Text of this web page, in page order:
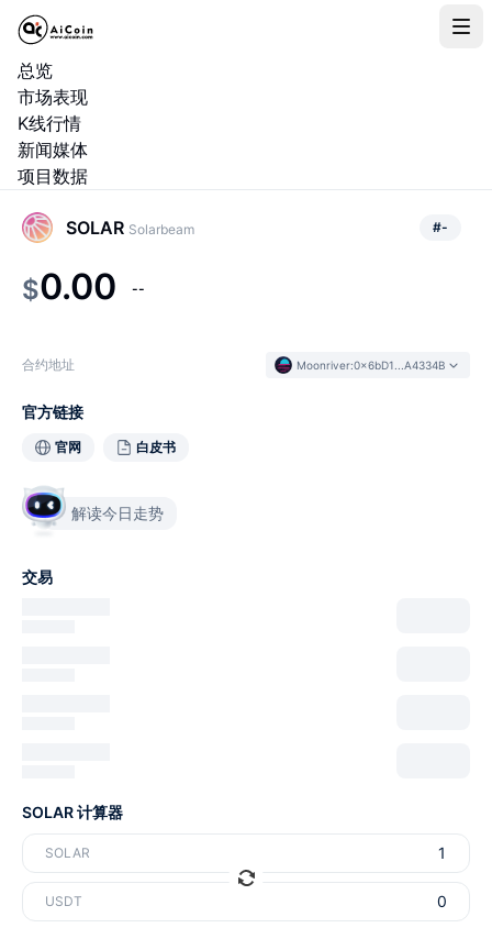
总览
市场表现
K线行情
新闻媒体
项目数据
SOLAR Solarbeam #-
$0.00 --
合约地址 Moonriver:0x6bD1...A4334B
官方链接
官网 白皮书
解读今日走势
交易
SOLAR 计算器
SOLAR
USDT